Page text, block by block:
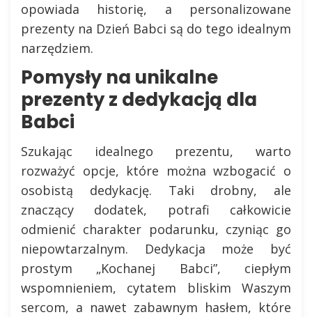
opowiada historię, a personalizowane
prezenty na Dzień Babci są do tego idealnym
narzędziem.
Pomysły na unikalne
prezenty z dedykacją dla
Babci
Szukając idealnego prezentu, warto
rozważyć opcje, które można wzbogacić o
osobistą dedykację. Taki drobny, ale
znaczący dodatek, potrafi całkowicie
odmienić charakter podarunku, czyniąc go
niepowtarzalnym. Dedykacja może być
prostym „Kochanej Babci”, ciepłym
wspomnieniem, cytatem bliskim Waszym
sercom, a nawet zabawnym hasłem, które